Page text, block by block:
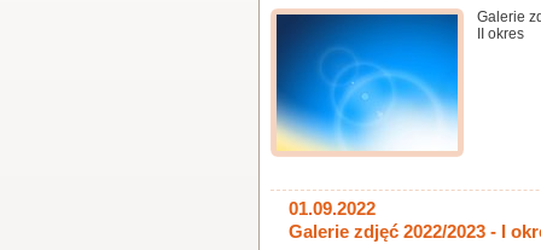
Galerie
II okres
01.09.2022
Galerie zdjęć 2022/2023 - I